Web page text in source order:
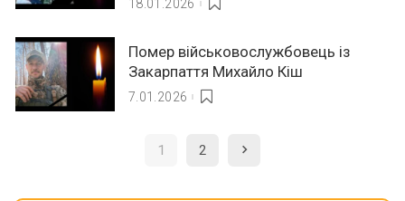
18.01.2026
Помер військовослужбовець із
Закарпаття Михайло Кіш
7.01.2026
1 2